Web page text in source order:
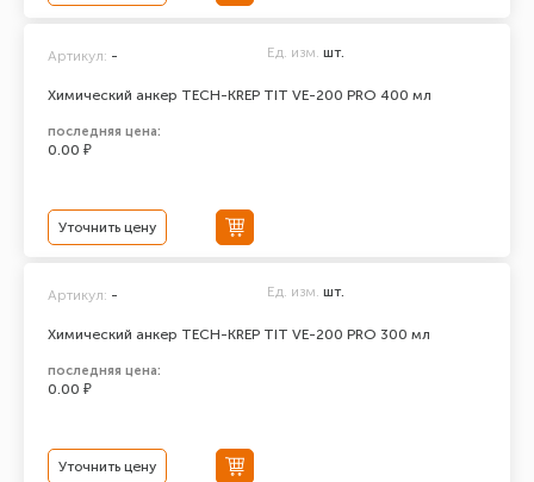
Химический анкер TECH-KREP TIT VE-200 PRO 400 мл
Артикул: - Ед. изм. шт.
последняя цена:
0.00 ₽
Уточнить цену
Химический анкер TECH-KREP TIT VE-200 PRO 300 мл
Артикул: - Ед. изм. шт.
последняя цена:
0.00 ₽
Уточнить цену